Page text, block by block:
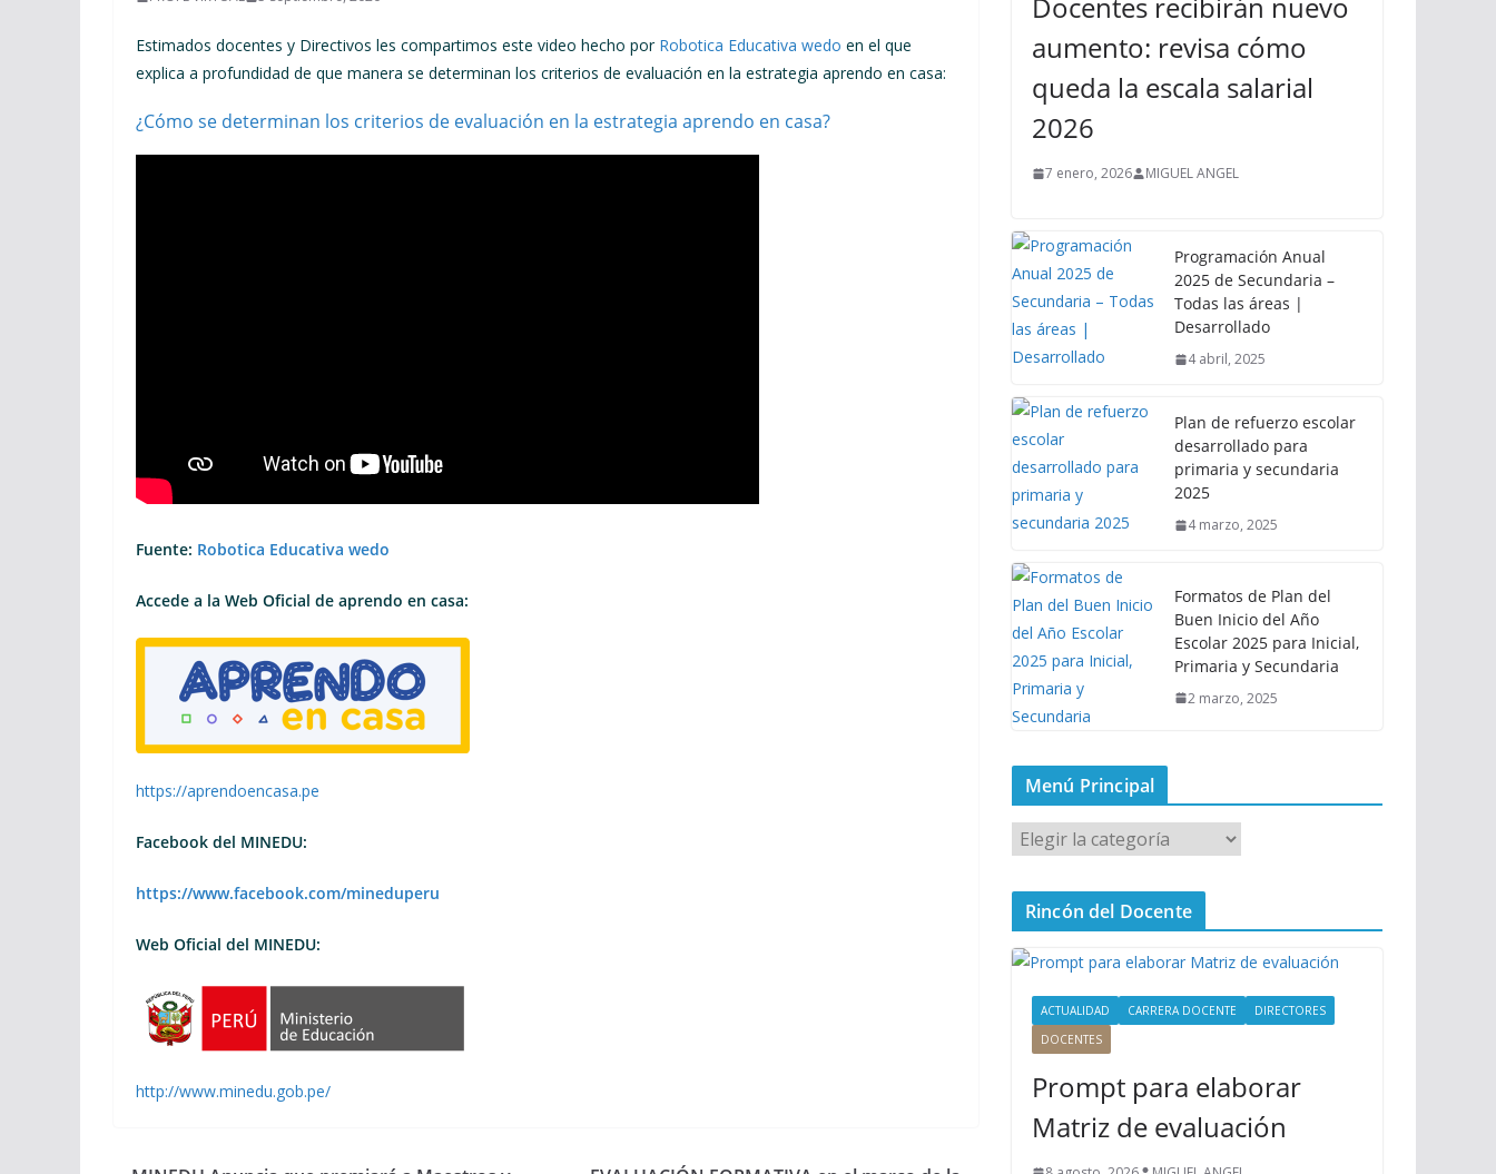
Estimados docentes y Directivos les compartimos este video hecho por Robotica Educativa wedo en el que
explica a profundidad de que manera se determinan los criterios de evaluación en la estrategia aprendo en casa:
¿Cómo se determinan los criterios de evaluación en la estrategia aprendo en casa?
Fuente: Robotica Educativa wedo
Accede a la Web Oficial de aprendo en casa:
https://aprendoencasa.pe
Facebook del MINEDU:
https://www.facebook.com/mineduperu
Web Oficial del MINEDU:
http://www.minedu.gob.pe/
aumento: revisa cómo
queda la escala salarial
2026
7 enero, 2026 MIGUEL ANGEL
Programación Anual
2025 de Secundaria –
Todas las áreas |
Desarrollado
4 abril, 2025
Plan de refuerzo escolar
desarrollado para
primaria y secundaria
2025
4 marzo, 2025
Formatos de Plan del
Buen Inicio del Año
Escolar 2025 para Inicial,
Primaria y Secundaria
2 marzo, 2025
Menú Principal
M
e
n
P
Rincón del Docente
ACTUALIDAD CARRERA DOCENTE
DIRECTORES
DOCENTES
Prompt para elaborar
Matriz de evaluación